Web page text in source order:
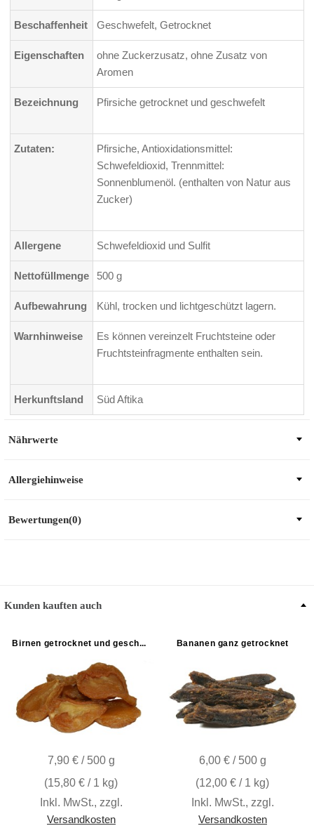
Beschaffenheit Geschwefelt, Getrocknet
Eigenschaften
ohne Zuckerzusatz, ohne Zusatz von
Aromen
Bezeichnung Pfirsiche getrocknet und geschwefelt
Zutaten:
Pfirsiche, Antioxidationsmittel:
Schwefeldioxid, Trennmittel:
Sonnenblumenöl. (enthalten von Natur aus
Zucker)
Allergene Schwefeldioxid und Sulfit
Nettofüllmenge 500 g
Aufbewahrung Kühl, trocken und lichtgeschützt lagern.
Warnhinweise
Es können vereinzelt Fruchtsteine oder
Fruchtsteinfragmente enthalten sein.
Herkunftsland Süd Aftika
Nährwerte
Allergiehinweise
Bewertungen(0)
Kunden kauften auch
Birnen getrocknet und geschwefelt
7,90 € / 500 g
(15,80 € / 1 kg)
Inkl. MwSt., zzgl.
Versandkosten
Bananen ganz getrocknet
6,00 € / 500 g
(12,00 € / 1 kg)
Inkl. MwSt., zzgl.
Versandkosten